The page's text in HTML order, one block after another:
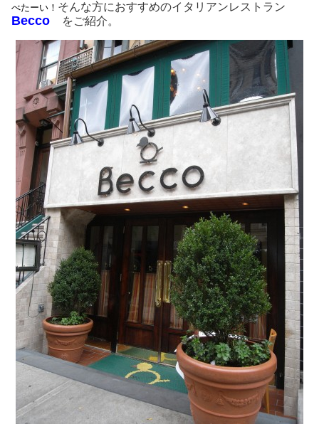
べたーい！ そんな方におすすめのイタリアンレストラン
Becco をご紹介。